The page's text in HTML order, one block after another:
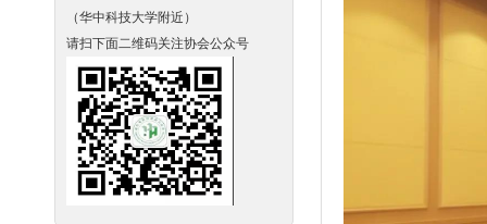
（华中科技大学附近）
请扫下面二维码关注协会公众号